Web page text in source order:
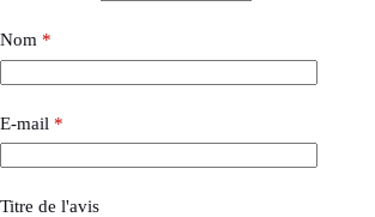
Nom *
E-mail *
Titre de l'avis